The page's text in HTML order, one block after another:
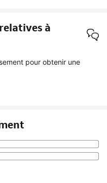
à
pour obtenir une